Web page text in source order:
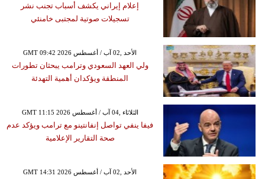
إعلام إيراني يكشف أسباب تجنب نشر
تسجيلات صوتية لمجتبى خامنئي
GMT 09:42 2026 الأحد ,02 آب / أغسطس
ولي العهد السعودي وترامب يبحثان تطورات
المنطقة ويؤكدان أهمية التهدئة
GMT 11:15 2026 الثلاثاء ,04 آب / أغسطس
فيفا ينفي تواصل إنفانتينو مع ترامب ويؤكد عدم
صحة التقارير الإعلامية
GMT 14:31 2026 الأحد ,02 آب / أغسطس